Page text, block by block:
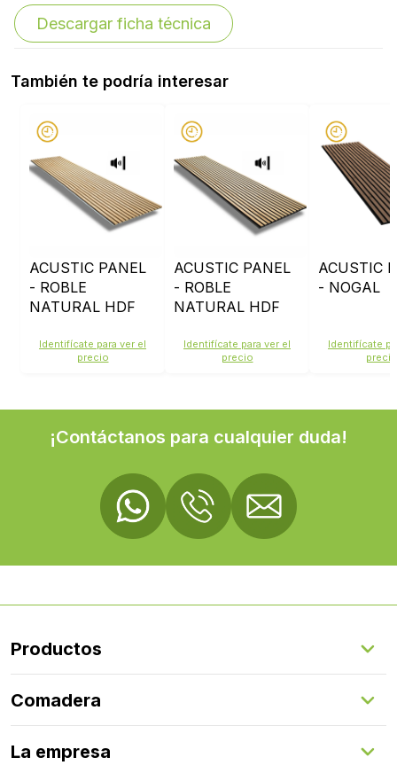
Descargar ficha técnica
También te podría interesar
ACUSTIC PANEL
- ROBLE
NATURAL HDF
Identifícate para ver el
precio
ACUSTIC PANEL
- ROBLE
NATURAL HDF
Identifícate para ver el
precio
ACUSTIC
- NOGAL
Identifícate
precio
¡Contáctanos para cualquier duda!
Productos
Suelos Exteriores
Revestimientos Exteriores
Revestimientos Interiores
Puertas
Comadera
Gestión de servicios
La empresa